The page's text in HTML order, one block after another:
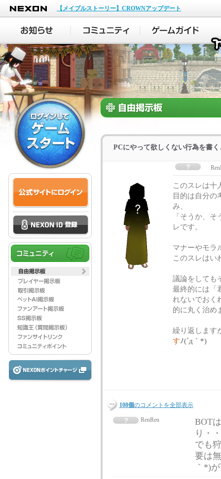
NEXON
【メイプルストーリー】CROWNアップデート
PCにやって欲しくない行為を書
このスレは十
目的は自分の
み、
「そうか、
レです。
マナーやモラ
このスレはい
議論をしても
最終的には「
れないでおく
的に丸く治め
繰り返します
すﾉ(´д｀*)
108個のコメントを全部表示
RenRen
BOT
り・
でも
要は
｀*)